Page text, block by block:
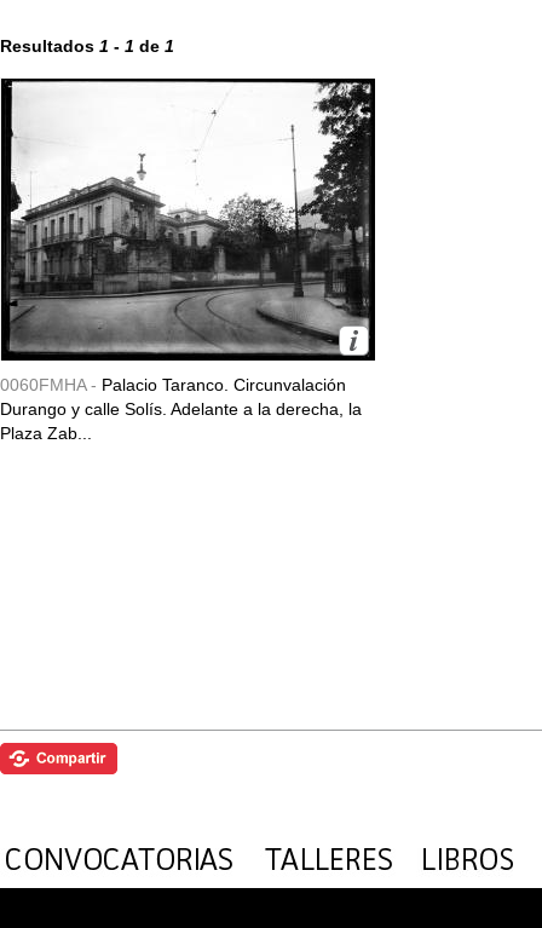
Resultados 1 - 1 de 1
0060FMHA - Palacio Taranco. Circunvalación
Durango y calle Solís. Adelante a la derecha, la
Plaza Zab...